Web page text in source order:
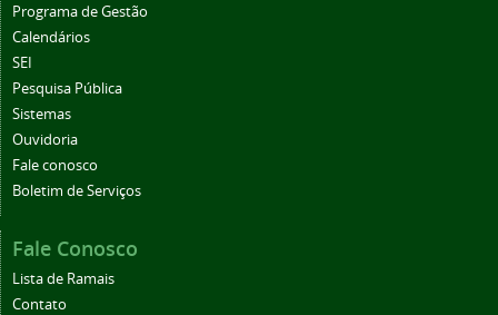
Programa de Gestão
Calendários
SEI
Pesquisa Pública
Sistemas
Ouvidoria
Fale conosco
Boletim de Serviços
Fale Conosco
Lista de Ramais
Contato